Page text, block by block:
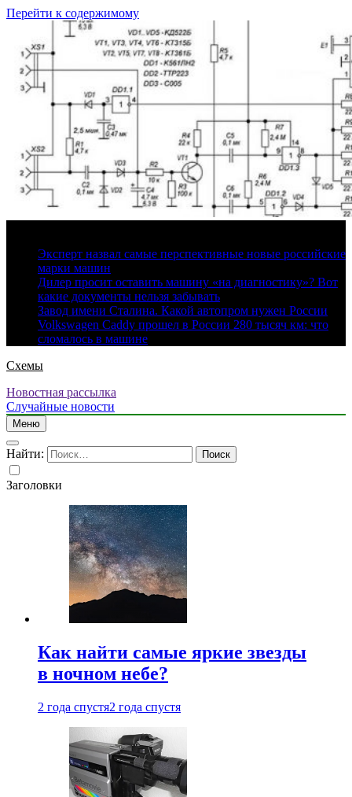
Перейти к содержимому
Эксперт назвал самые перспективные новые российские
марки машин
Дилер просит оставить машину «на диагностику»? Вот
какие документы нельзя забывать
Завод имени Сталина. Какой автопром нужен России
Volkswagen Caddy прошел в России 280 тысяч км: что
сломалось в машине
Схемы
Новостная рассылка
Случайные новости
Меню
Найти:
Заголовки
Как найти самые яркие звезды
в ночном небе?
2 года спустя2 года спустя